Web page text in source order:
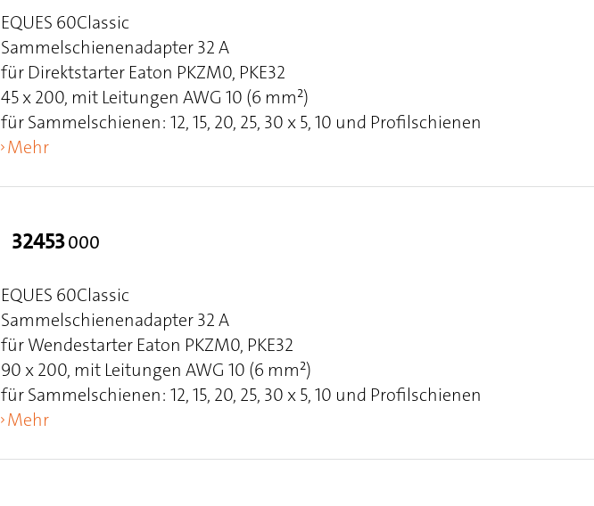
EQUES 60Classic
Sammelschienenadapter 32 A
für Direktstarter Eaton PKZM0, PKE32
45 x 200, mit Leitungen AWG 10 (6 mm²)
für Sammelschienen: 12, 15, 20, 25, 30 x 5, 10 und Profilschienen
Mehr
32453000
EQUES 60Classic
Sammelschienenadapter 32 A
für Wendestarter Eaton PKZM0, PKE32
90 x 200, mit Leitungen AWG 10 (6 mm²)
für Sammelschienen: 12, 15, 20, 25, 30 x 5, 10 und Profilschienen
Mehr